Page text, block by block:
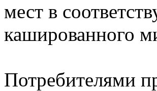
мест в
кашированного
Потребителями